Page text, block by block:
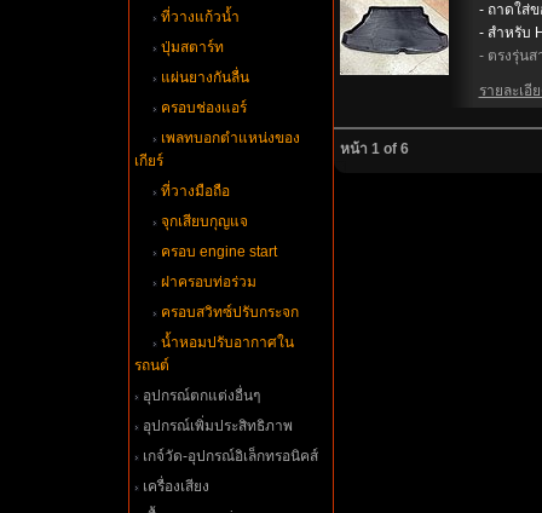
ที่วางแก้วน้ำ
ปุ่มสตาร์ท
ผ่นยางกันลื่น
ครอบช่องแอร์
เพลทบอกตำแหน่งของ
เกียร์
ที่วางมือถือ
จุกเสียบกุญแจ
ครอบ engine start
ฝาครอบท่อร่วม
ครอบสวิทซ์ปรับกระจก
น้ำหอมปรับอากาศใน
รถนต์
อุปกรณ์ตกแต่งอื่นๆ
อุปกรณ์เพิ่มประสิทธิภาพ
เกจ์วัด-อุปกรณ์อิเล็กทรอนิคส์
เครื่องเสียง
- ถาดใส่ข
- สำหรับ
- ตรงรุ่น
รายละเอี
หน้า 1 of 6